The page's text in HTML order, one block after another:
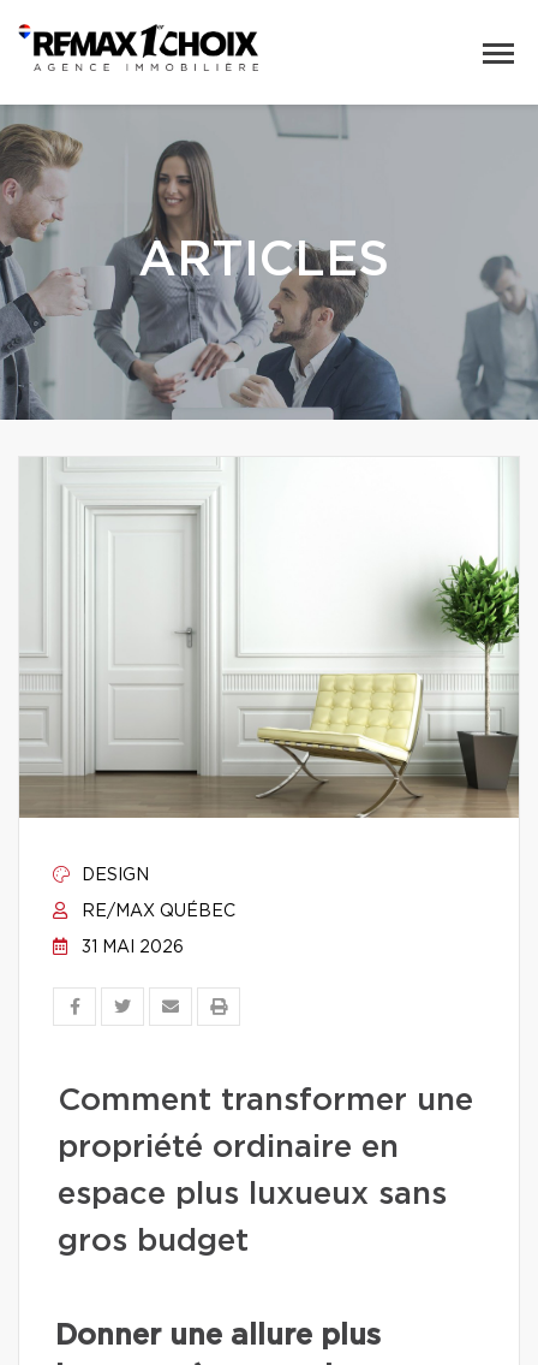
ARTICLES
DESIGN
RE/MAX QUÉBEC
31 MAI 2026
Comment transformer une
propriété ordinaire en
espace plus luxueux sans
gros budget
Donner une allure plus